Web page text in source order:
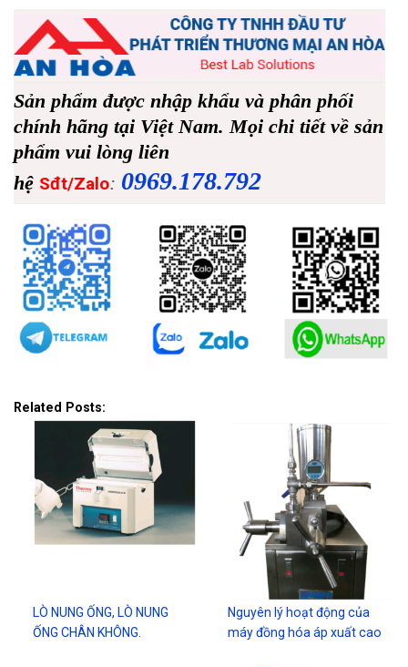
Sản phẩm được nhập khẩu và phân phối
chính hãng tại Việt Nam. Mọi chi tiết về sản
phẩm vui lòng liên
hệ Sđt/Zalo: 0969.178.792
Related Posts:
LÒ NUNG ỐNG, LÒ NUNG
ỐNG CHÂN KHÔNG.
Nguyên lý hoạt động của
máy đồng hóa áp xuất cao